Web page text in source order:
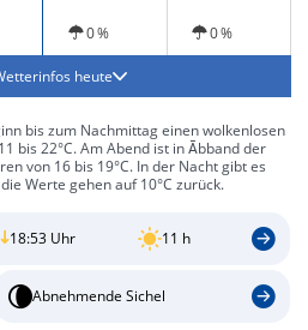
0 % 0 %
heute
bis zum Nachmittag einen wolkenlosen
bis 22°C. Am Abend ist in Ābband der
von 16 bis 19°C. In der Nacht gibt es
Werte gehen auf 10°C zurück.
18:53 Uhr 11 h
Abnehmende Sichel